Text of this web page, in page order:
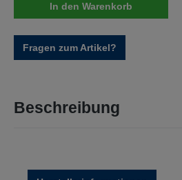
In den Warenkorb
Fragen zum Artikel?
Beschreibung